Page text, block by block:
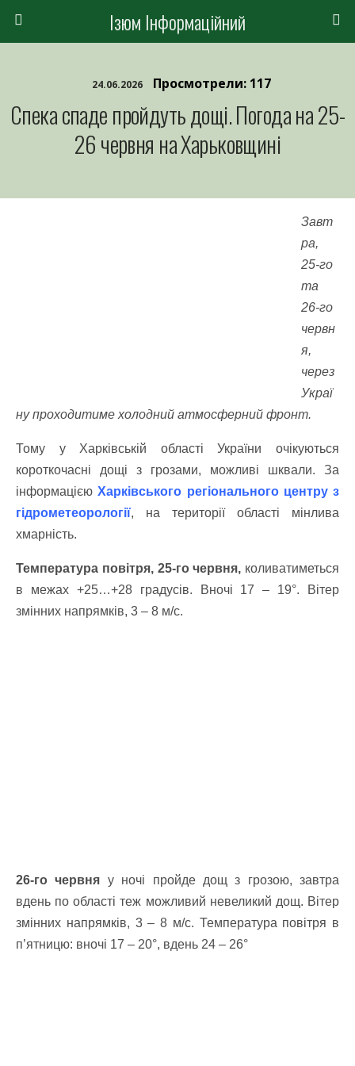
Ізюм Інформаційний
24.06.2026 Просмотрели: 117
Спека спаде пройдуть дощі. Погода на 25-
26 червня на Харьковщині
Завт
ра,
25-го
та
26-го
червн
я,
через
Украї
ну проходитиме холодний атмосферний фронт.
Тому у Харківській області України очікуються
короткочасні дощі з грозами, можливі шквали. За
інформацієюХарківського регіонального центру з
гідрометеорології, на території області мінлива
хмарність.
Температура повітря, 25-го червня, коливатиметься
в межах +25…+28 градусів. Вночі 17 – 19°. Вітер
змінних напрямків, 3 – 8 м/с.
26-го червня у ночі пройде дощ з грозою, завтра
вдень по області теж можливий невеликий дощ. Вітер
змінних напрямків, 3 – 8 м/с. Температура повітря в
п’ятницю: вночі 17 – 20°, вдень 24 – 26°